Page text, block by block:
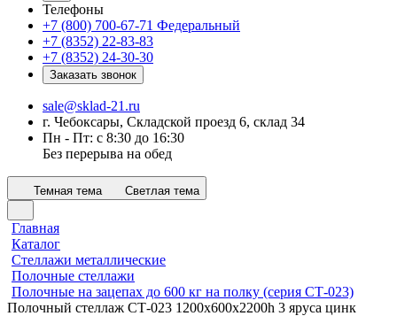
Телефоны
+7 (800) 700-67-71 Федеральный
+7 (8352) 22-83-83
+7 (8352) 24-30-30
Заказать звонок
sale@sklad-21.ru
г. Чебоксары, Складской проезд 6, склад 34
Пн - Пт: с 8:30 до 16:30
Без перерыва на обед
Темная тема Светлая тема
Главная
Каталог
Стеллажи металлические
Полочные стеллажи
Полочные на зацепах до 600 кг на полку (серия СТ-023)
Полочный стеллаж СТ-023 1200x600х2200h 3 яруса цинк